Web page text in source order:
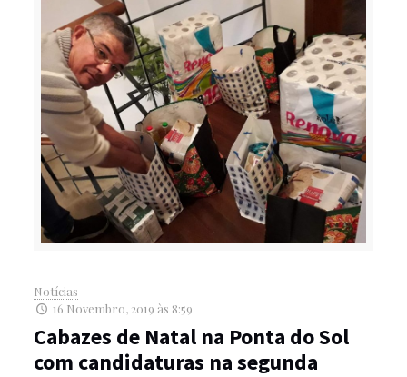
Notícias
16 Novembro, 2019 às 8:59
Cabazes de Natal na Ponta do Sol
com candidaturas na segunda